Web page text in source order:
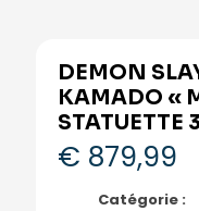
DEMON
KAMADO «
STATUETTE
€ 879,99
Catégorie :